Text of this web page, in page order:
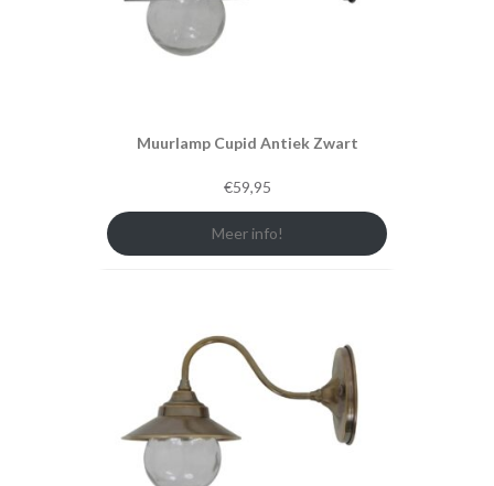
Muurlamp Cupid Antiek Zwart
€59,95
Meer info!